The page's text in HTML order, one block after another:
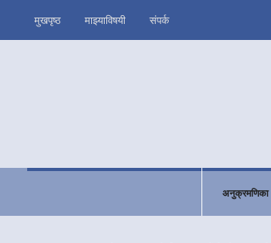
मुखपृष्ठ माझ्याविषयी संपर्क
अनुक्रमणिका